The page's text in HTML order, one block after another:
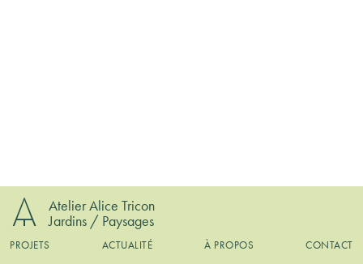
Atelier Alice Tricon
Jardins / Paysages
PROJETS ACTUALITÉ À PROPOS CONTACT